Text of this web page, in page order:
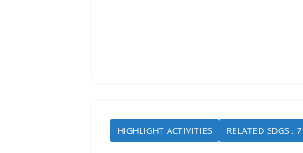
HIGHLIGHT ACTIVITIES RELATED SDGS : 7